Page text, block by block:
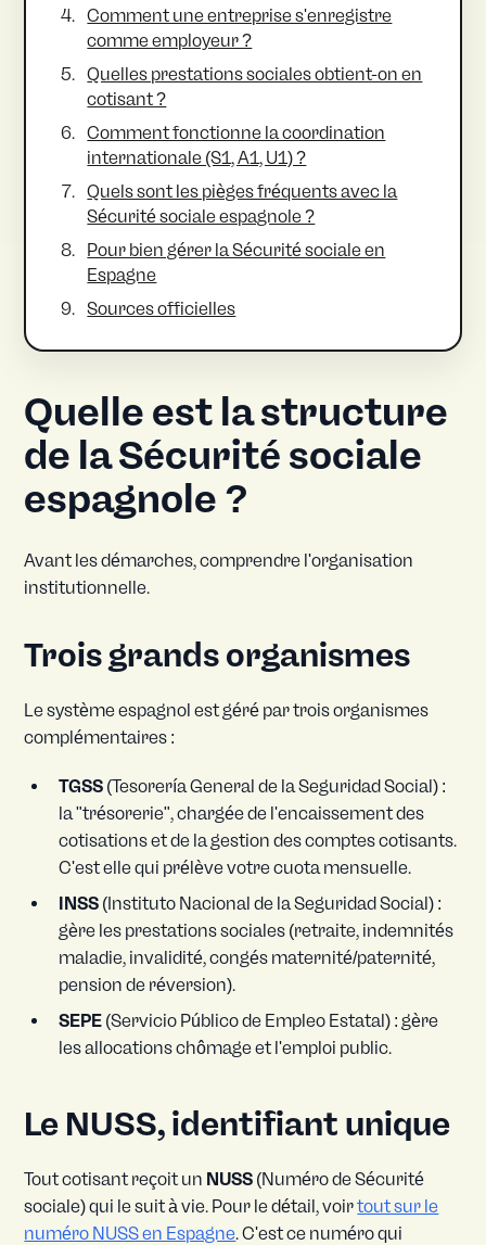
Comment une entreprise s'enregistre
comme employeur ?
Quelles prestations sociales obtient-on en
cotisant ?
Comment fonctionne la coordination
internationale (S1, A1, U1) ?
Quels sont les pièges fréquents avec la
Sécurité sociale espagnole ?
Pour bien gérer la Sécurité sociale en
Espagne
Sources officielles
Quelle est la structure
de la Sécurité sociale
espagnole ?
Avant les démarches, comprendre l'organisation
institutionnelle.
Trois grands organismes
Le système espagnol est géré par trois organismes
complémentaires :
TGSS (Tesorería General de la Seguridad Social) :
la "trésorerie", chargée de l'encaissement des
cotisations et de la gestion des comptes cotisants.
C'est elle qui prélève votre cuota mensuelle.
INSS (Instituto Nacional de la Seguridad Social) :
gère les prestations sociales (retraite, indemnités
maladie, invalidité, congés maternité/paternité,
pension de réversion).
SEPE (Servicio Público de Empleo Estatal) : gère
les allocations chômage et l'emploi public.
Le NUSS, identifiant unique
Tout cotisant reçoit un NUSS (Numéro de Sécurité
sociale) qui le suit à vie. Pour le détail, voirtout sur le
numéro NUSS en Espagne. C'est ce numéro qui